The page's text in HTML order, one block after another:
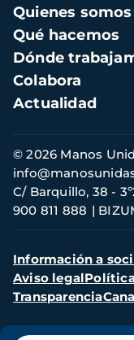
Navegación
principal
Quienes somos
Qué hacemos
Dónde
Colabora
Actualidad
Información
de
contacto
© 2026 Manos
C/ Barquillo, 38 -
900 811 888
Menú
secundario
Información a
Aviso legal
Transparencia